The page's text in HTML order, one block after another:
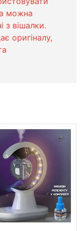
можна
з вішалки.
оригіналу,